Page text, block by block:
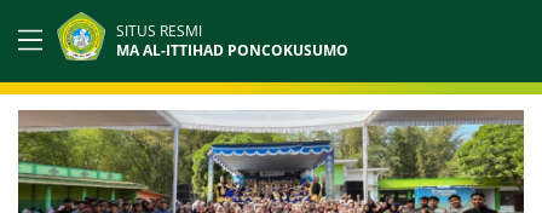
SITUS RESMI
MA AL-ITTIHAD PONCOKUSUMO